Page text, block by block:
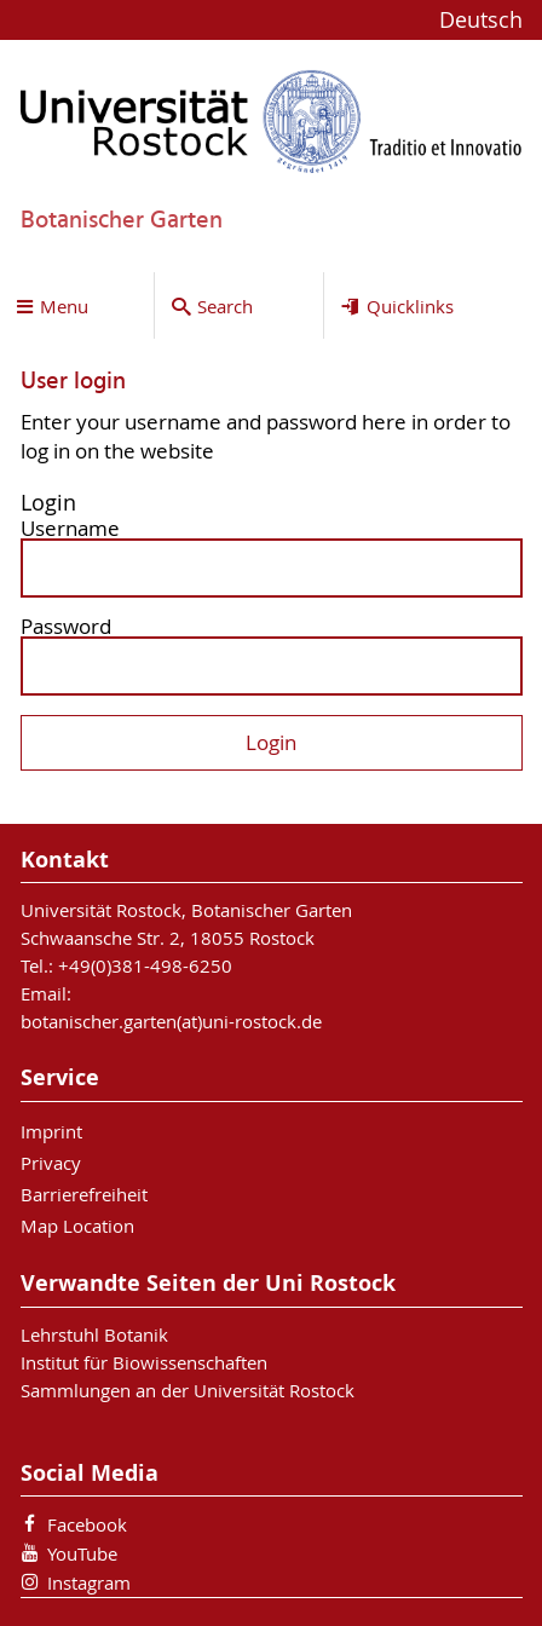
Deutsch
Botanischer Garten
Menu Search Quicklinks
User login
Enter your username and password here in order to
log in on the website
Login
Username
Password
Kontakt
Universität Rostock, Botanischer Garten
Schwaansche Str. 2, 18055 Rostock
Tel.: +49(0)381-498-6250
Email:
botanischer.garten(at)uni-rostock.de
Service
Imprint
Privacy
Barrierefreiheit
Map Location
Verwandte Seiten der Uni Rostock
Lehrstuhl Botanik
Institut für Biowissenschaften
Sammlungen an der Universität Rostock
Social Media
Facebook
YouTube
Instagram